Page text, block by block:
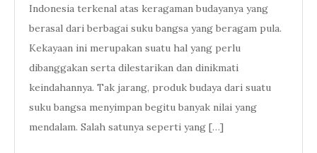
Indonesia terkenal atas keragaman budayanya yang
berasal dari berbagai suku bangsa yang beragam pula.
Kekayaan ini merupakan suatu hal yang perlu
dibanggakan serta dilestarikan dan dinikmati
keindahannya. Tak jarang, produk budaya dari suatu
suku bangsa menyimpan begitu banyak nilai yang
mendalam. Salah satunya seperti yang […]